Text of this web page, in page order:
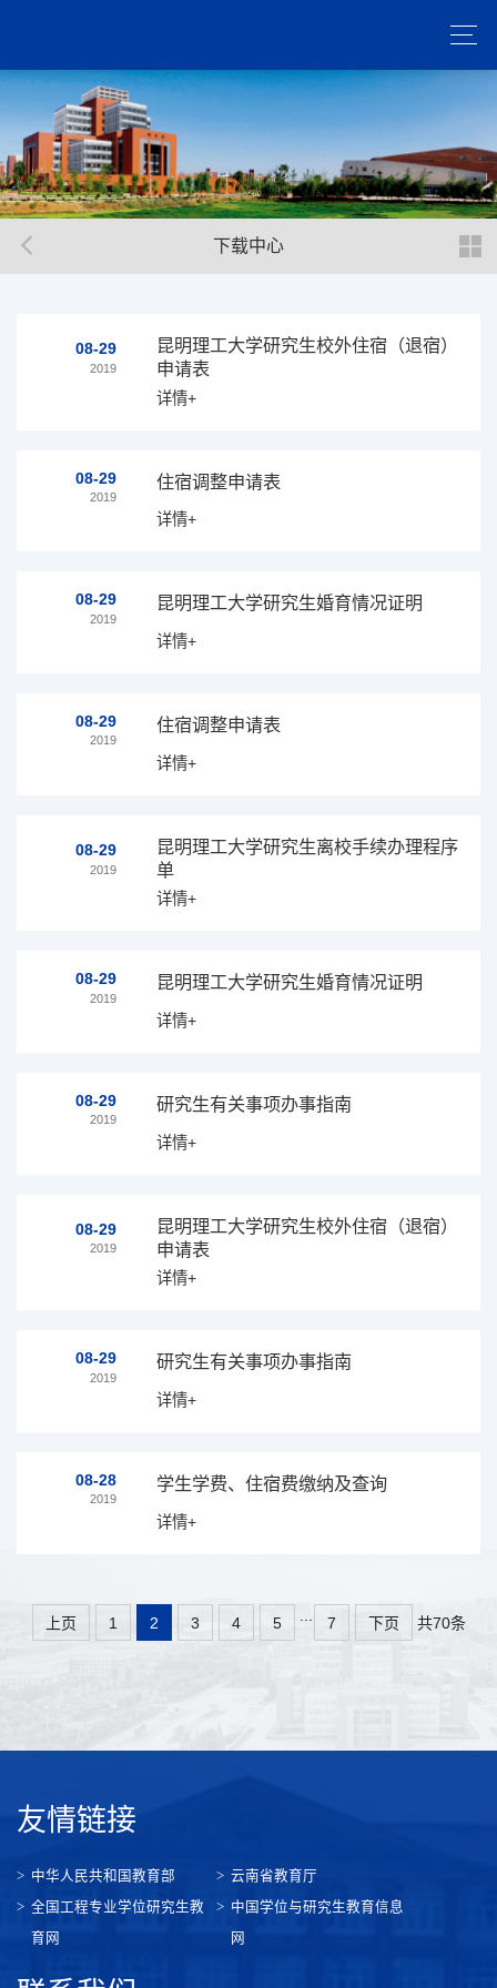
下载中心
08-29
2019
昆明理工大学研究生校外住宿（退宿）
申请表
详情+
08-29
2019
住宿调整申请表
详情+
08-29
2019
昆明理工大学研究生婚育情况证明
详情+
08-29
2019
住宿调整申请表
详情+
08-29
2019
昆明理工大学研究生离校手续办理程序
单
详情+
08-29
2019
昆明理工大学研究生婚育情况证明
详情+
08-29
2019
研究生有关事项办事指南
详情+
08-29
2019
昆明理工大学研究生校外住宿（退宿）
申请表
详情+
08-29
2019
研究生有关事项办事指南
详情+
08-28
2019
学生学费、住宿费缴纳及查询
详情+
上页 1 2 3 4 5 ... 7 下页 共70条
友情链接
中华人民共和国教育部
云南省教育厅
全国工程专业学位研究生教
育网
中国学位与研究生教育信息
网